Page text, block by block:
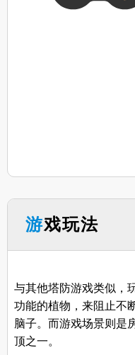
游戏玩法
与其他塔防游戏类似，
功能的植物，来阻止不
脑子。而游戏场景则是
顶之一。